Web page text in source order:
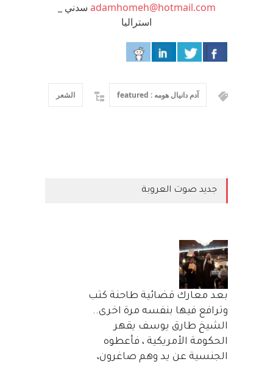
adamhomeh@hotmail.com سدني _
استراليا
آدم دانيال هومه : featured الشعر
جديد صوت العروبة
بعد معارك قضائية طاحنة كتب
وترافع فيها بنفسه مرة اخرى..
الشيخ طارق يوسف يقهر
الحكومة الأمريكية ، فأعطوه
الجنسية عن يد وهم صاغرون،